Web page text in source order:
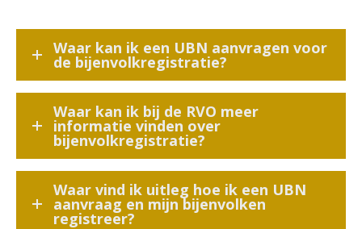
Waar kan ik een UBN aanvragen voor
de bijenvolkregistratie?
Waar kan ik bij de RVO meer
informatie vinden over
bijenvolkregistratie?
Waar vind ik uitleg hoe ik een UBN
aanvraag en mijn bijenvolken
registreer?